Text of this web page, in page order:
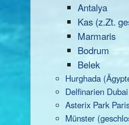
Antalya
Kas (z.Zt.
Marmaris
Bodrum
Belek
Hurghada
Delfinarien Dubai
Asterix Park
Münster